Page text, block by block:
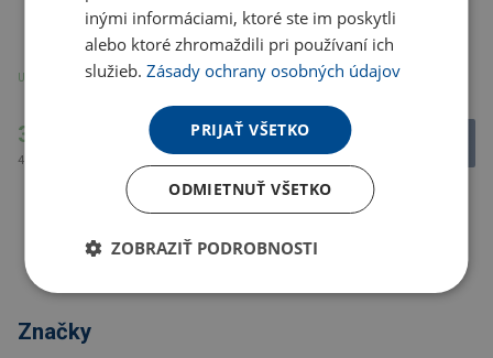
U partnera 1366 ks
33.12 €
40.74 € s DPH
44.29 €
Značky
inými informáciami, ktoré ste im poskytli
alebo ktoré zhromaždili pri používaní ich
služieb.Zásady ochrany osobných údajov
PRIJAŤ VŠETKO
ODMIETNUŤ VŠETKO
ZOBRAZIŤ PODROBNOSTI